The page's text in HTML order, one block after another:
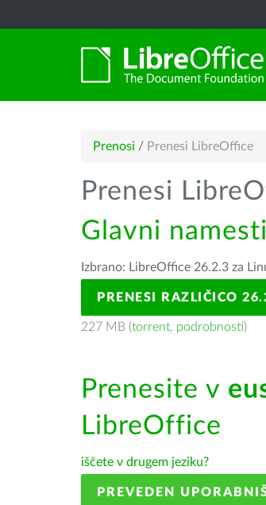
Prenosi / Prenesi LibreOffice
Prenesi
Glavni
Izbrano: LibreOffice 26.2.3 za
PRENESI RAZLIČICO
227 MB (torrent, podrobnosti)
Prenesite v
LibreOffice
iščete v drugem jeziku?
PREVEDEN